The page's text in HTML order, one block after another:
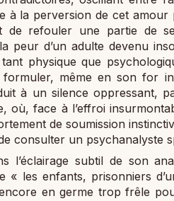
à la perversion de cet amour
de refouler une partie de
peur d’un adulte devenu
physique que
formuler, même en son for
à un silence oppressant,
où, face à l’effroi
de soumission
consulter un psychanalyste
l’éclairage subtil de son
« les enfants, prisonniers
en germe trop frêle